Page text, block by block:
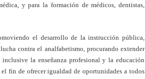
y para la formación de médicos, dentistas,
el desarrollo de la instrucción pública,
contra el analfabetismo, procurando extender
la enseñanza profesional y la educación
fin de ofrecer igualdad de oportunidades a todos